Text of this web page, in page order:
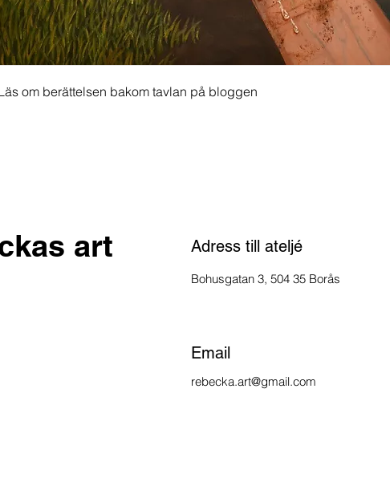
om berättelsen bakom tavlan på bloggen
art Adress till ateljé
Bohusgatan 3, 504 35 Borås
Email
rebecka.art@gmail.com